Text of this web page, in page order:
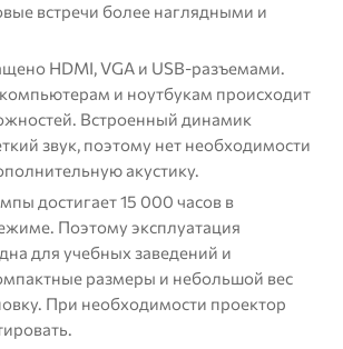
встречи более наглядными и
HDMI, VGA и USB-разъемами.
компьютерам и ноутбукам происходит
Встроенный динамик
звук, поэтому нет необходимости
акустику.
достигает 15 000 часов в
Поэтому эксплуатация
для учебных заведений и
размеры и небольшой вес
При необходимости проектор